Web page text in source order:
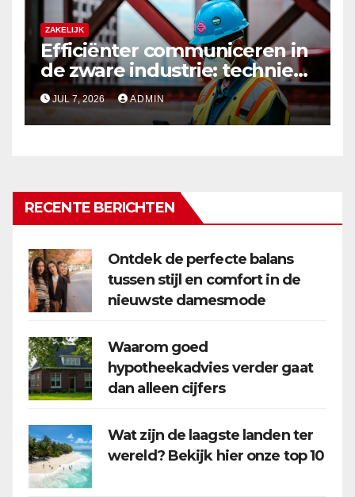
ZAKELIJK
Efficiënter communiceren in
de zware industrie: techniek
die standhoudt
JUL 7, 2026 ADMIN
RECENTE BERICHTEN
Ontdek de perfecte balans
tussen stijl en comfort in de
nieuwste damesmode
Waarom goed
hypotheekadvies verder gaat
dan alleen cijfers
Wat zijn de laagste landen ter
wereld? Bekijk hier onze top 10